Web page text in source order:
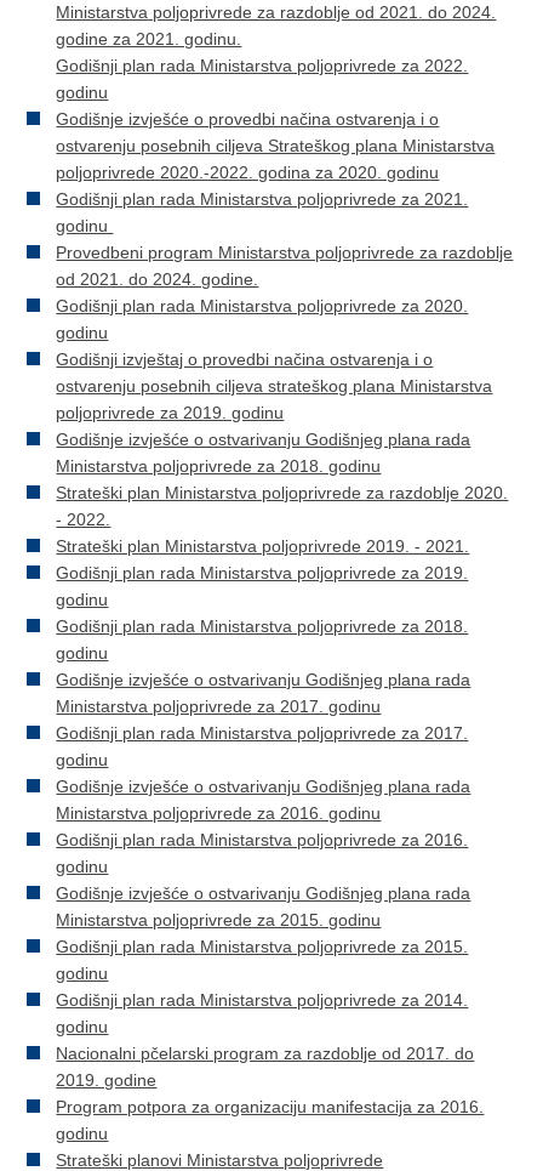
Ministarstva poljoprivrede za razdoblje od 2021. do 2024.
godine za 2021. godinu.
Godišnji plan rada Ministarstva poljoprivrede za 2022.
godinu
Godišnje izvješće o provedbi načina ostvarenja i o
ostvarenju posebnih ciljeva Strateškog plana Ministarstva
poljoprivrede 2020.-2022. godina za 2020. godinu
Godišnji plan rada Ministarstva poljoprivrede za 2021.
godinu
Provedbeni program Ministarstva poljoprivrede za razdoblje
od 2021. do 2024. godine.
Godišnji plan rada Ministarstva poljoprivrede za 2020.
godinu
Godišnji izvještaj o provedbi načina ostvarenja i o
ostvarenju posebnih ciljeva strateškog plana Ministarstva
poljoprivrede za 2019. godinu
Godišnje izvješće o ostvarivanju Godišnjeg plana rada
Ministarstva poljoprivrede za 2018. godinu
Strateški plan Ministarstva poljoprivrede za razdoblje 2020.
- 2022.
Strateški plan Ministarstva poljoprivrede 2019. - 2021.
Godišnji plan rada Ministarstva poljoprivrede za 2019.
godinu
Godišnji plan rada Ministarstva poljoprivrede za 2018.
godinu
Godišnje izvješće o ostvarivanju Godišnjeg plana rada
Ministarstva poljoprivrede za 2017. godinu
Godišnji plan rada Ministarstva poljoprivrede za 2017.
godinu
Godišnje izvješće o ostvarivanju Godišnjeg plana rada
Ministarstva poljoprivrede za 2016. godinu
Godišnji plan rada Ministarstva poljoprivrede za 2016.
godinu
Godišnje izvješće o ostvarivanju Godišnjeg plana rada
Ministarstva poljoprivrede za 2015. godinu
Godišnji plan rada Ministarstva poljoprivrede za 2015.
godinu
Godišnji plan rada Ministarstva poljoprivrede za 2014.
godinu
Nacionalni pčelarski program za razdoblje od 2017. do
2019. godine
Program potpora za organizaciju manifestacija za 2016.
godinu
Strateški planovi Ministarstva poljoprivrede